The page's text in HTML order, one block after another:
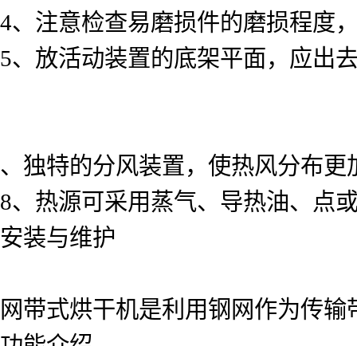
4、注意检查易磨损件的磨损程度
5、放活动装置的底架平面，应出
、独特的分风装置，使热风分布
8、热源可采用蒸气、导热油、点
安装与维护
网带式烘干机是利用钢网作为传